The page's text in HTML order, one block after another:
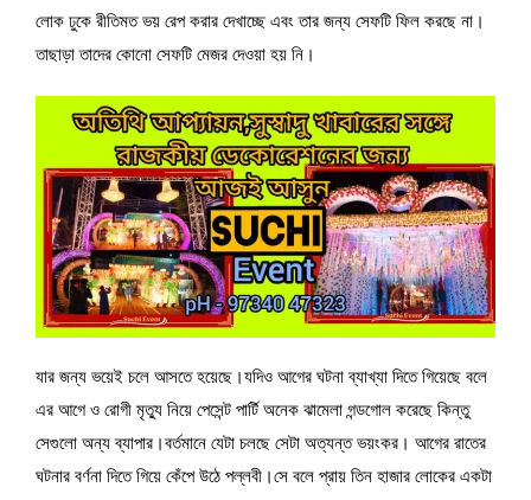
লোক ঢুকে রীতিমত ভয় রেপ করার দেখাচ্ছে এবং তার জন্য সেফটি ফিল করছে না।
তাছাড়া তাদের কোনো সেফটি মেজর দেওয়া হয় নি।
যার জন্য ভয়েই চলে আসতে হয়েছে।যদিও আগের ঘটনা ব্যাখ্যা দিতে গিয়েছে বলে
এর আগে ও রোগী মৃত্যু নিয়ে পেসেন্ট পার্টি অনেক ঝামেলা গন্ডগোল করেছে কিন্তু
সেগুলো অন্য ব্যাপার।বর্তমানে যেটা চলছে সেটা অত্যন্ত ভয়ংকর। আগের রাতের
ঘটনার বর্ণনা দিতে গিয়ে কেঁপে উঠে পল্লবী।সে বলে প্রায় তিন হাজার লোকের একটা